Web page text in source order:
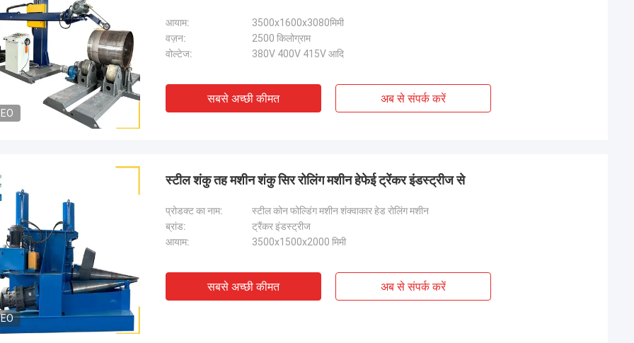
आयाम:
3500x1600x3080मिमी
वज़न:
2500 किलोग्राम
वोल्टेज:
380V 400V 415V आदि
सबसे अच्छी कीमत अब से संपर्क करें
स्टील शंकु तह मशीन शंकु सिर रोलिंग मशीन हेफेई ट्रेंकर इंडस्ट्रीज से
प्रोडक्ट का नाम:
स्टील कोन फोल्डिंग मशीन शंक्वाकार हेड रोलिंग मशीन
ब्रांड:
ट्रैंकर इंडस्ट्रीज
आयाम:
3500x1500x2000 मिमी
सबसे अच्छी कीमत अब से संपर्क करें